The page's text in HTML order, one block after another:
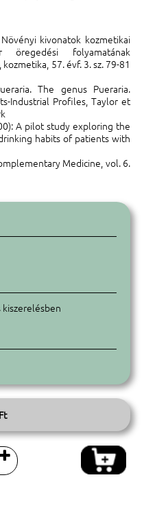
kivonatok kozmetikai
folyamatának
57. évf. 3. sz. 79-81
The genus Pueraria.
Industrial Profiles, Taylor et
A pilot study exploring the
habits of patients with
Medicine, vol. 6.
